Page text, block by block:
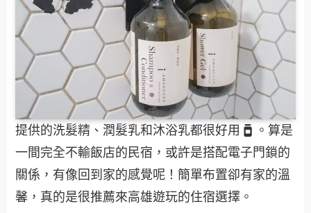
提供的洗髮精、潤髮乳和沐浴乳都很好用
。算是
一間完全不輸飯店的民宿，或許是搭配電子門鎖的
關係，有像回到家的感覺呢！簡單布置卻有家的溫
馨，真的是很推薦來高雄遊玩的住宿選擇。